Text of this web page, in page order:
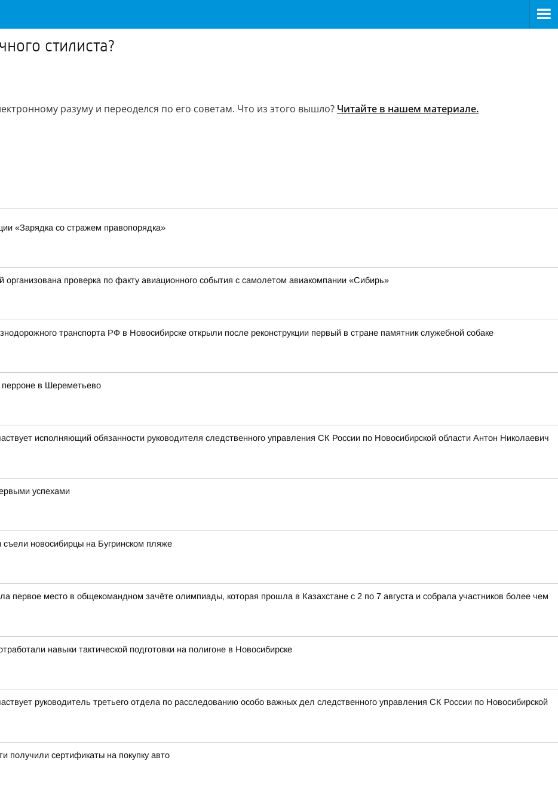
стилиста?
разуму и переоделся по его советам. Что из этого вышло? Читайте в нашем материале.
«Зарядка со стражем правопорядка»
организована проверка по факту авиационного события с самолетом авиакомпании «Сибирь»
транспорта РФ в Новосибирске открыли после реконструкции первый в стране памятник служебной собаке
перроне в Шереметьево
исполняющий обязанности руководителя следственного управления СК России по Новосибирской области Антон Николаевич
успехами
новосибирцы на Бугринском пляже
первое место в общекомандном зачёте олимпиады, которая прошла в Казахстане с 2 по 7 августа и собрала участников более чем
навыки тактической подготовки на полигоне в Новосибирске
руководитель третьего отдела по расследованию особо важных дел следственного управления СК России по Новосибирской
получили сертификаты на покупку авто